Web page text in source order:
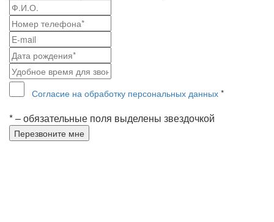
Согласие на обработку персональных данных *
* – обязательные поля выделены звездочкой